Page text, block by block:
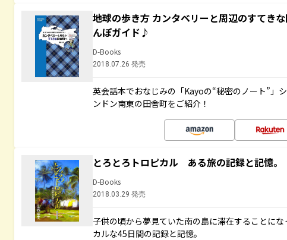
地球の歩き方 カンタベリーと周辺のすてき
んぽガイド♪
D-Books
2018.07.26 発売
英会話本でおなじみの「Kayoの“秘密のノート”」
ンドン南東の田舎町をご紹介！
とろとろトロピカル ある旅の記録と記憶
D-Books
2018.03.29 発売
子供の頃から夢見ていた南の島に滞在することに
カルな45日間の記録と記憶。